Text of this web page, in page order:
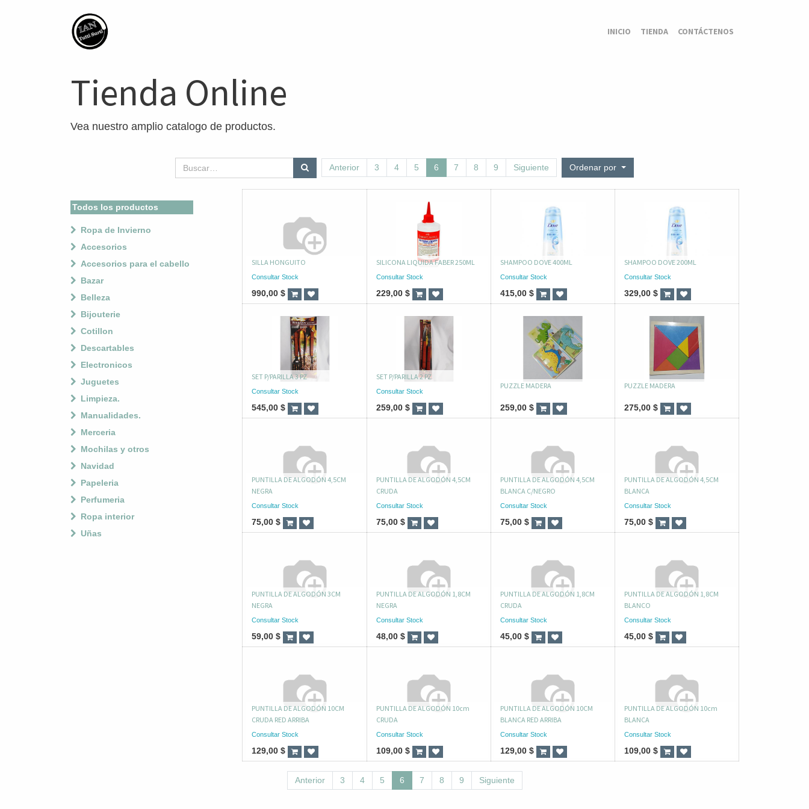
INICIO TIENDA CONTÁCTENOS
Tienda Online
Vea nuestro amplio catalogo de productos.
Anterior 3 4 5 6 7 8 9 Siguiente Ordenar por
Todos los productos
Ropa de Invierno
Accesorios
Accesorios para el cabello
Bazar
Belleza
Bijouterie
Cotillon
Descartables
Electronicos
Juguetes
Limpieza.
Manualidades.
Merceria
Mochilas y otros
Navidad
Papeleria
Perfumeria
Ropa interior
Uñas
SILLA HONGUITO
Consultar Stock
990,00 $
SILICONA LIQUIDA FABER 250ML
Consultar Stock
229,00 $
SHAMPOO DOVE 400ML
Consultar Stock
415,00 $
SHAMPOO DOVE 200ML
Consultar Stock
329,00 $
SET P/PARILLA 3 PZ
Consultar Stock
545,00 $
SET P/PARILLA 2 PZ
Consultar Stock
259,00 $
PUZZLE MADERA
259,00 $
PUZZLE MADERA
275,00 $
PUNTILLA DE ALGODÓN 4,5CM
NEGRA
Consultar Stock
75,00 $
PUNTILLA DE ALGODÓN 4,5CM
CRUDA
Consultar Stock
75,00 $
PUNTILLA DE ALGODÓN 4,5CM
BLANCA C/NEGRO
Consultar Stock
75,00 $
PUNTILLA DE ALGODÓN 4,5CM
BLANCA
Consultar Stock
75,00 $
PUNTILLA DE ALGODÓN 3CM
NEGRA
Consultar Stock
59,00 $
PUNTILLA DE ALGODÓN 1,8CM
NEGRA
Consultar Stock
48,00 $
PUNTILLA DE ALGODÓN 1,8CM
CRUDA
Consultar Stock
45,00 $
PUNTILLA DE ALGODÓN 1,8CM
BLANCO
Consultar Stock
45,00 $
PUNTILLA DE ALGODÓN 10CM
CRUDA RED ARRIBA
Consultar Stock
129,00 $
PUNTILLA DE ALGODÓN 10cm
CRUDA
Consultar Stock
109,00 $
PUNTILLA DE ALGODÓN 10CM
BLANCA RED ARRIBA
Consultar Stock
129,00 $
PUNTILLA DE ALGODÓN 10cm
BLANCA
Consultar Stock
109,00 $
Anterior 3 4 5 6 7 8 9 Siguiente